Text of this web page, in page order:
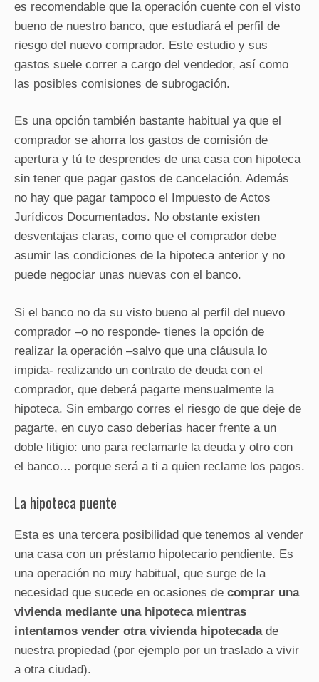
es recomendable que la operación cuente con el visto
bueno de nuestro banco, que estudiará el perfil de
riesgo del nuevo comprador. Este estudio y sus
gastos suele correr a cargo del vendedor, así como
las posibles comisiones de subrogación.
Es una opción también bastante habitual ya que el
comprador se ahorra los gastos de comisión de
apertura y tú te desprendes de una casa con hipoteca
sin tener que pagar gastos de cancelación. Además
no hay que pagar tampoco el Impuesto de Actos
Jurídicos Documentados. No obstante existen
desventajas claras, como que el comprador debe
asumir las condiciones de la hipoteca anterior y no
puede negociar unas nuevas con el banco.
Si el banco no da su visto bueno al perfil del nuevo
comprador –o no responde- tienes la opción de
realizar la operación –salvo que una cláusula lo
impida- realizando un contrato de deuda con el
comprador, que deberá pagarte mensualmente la
hipoteca. Sin embargo corres el riesgo de que deje de
pagarte, en cuyo caso deberías hacer frente a un
doble litigio: uno para reclamarle la deuda y otro con
el banco… porque será a ti a quien reclame los pagos.
La hipoteca puente
Esta es una tercera posibilidad que tenemos al vender
una casa con un préstamo hipotecario pendiente. Es
una operación no muy habitual, que surge de la
necesidad que sucede en ocasiones de comprar una
vivienda mediante una hipoteca mientras
intentamos vender otra vivienda hipotecadade
nuestra propiedad (por ejemplo por un traslado a vivir
a otra ciudad).